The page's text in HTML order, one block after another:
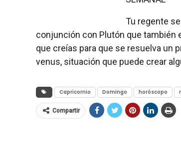
Tu regente
conjunción con Plutón que también
que creías para que se resuelva un
venus, situación que puede crear
Capricornio Domingo horóscopo
Compartir